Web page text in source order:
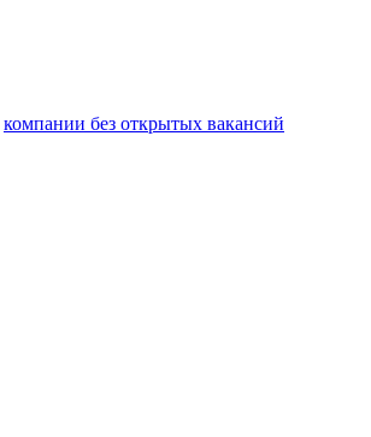
компании без открытых вакансий